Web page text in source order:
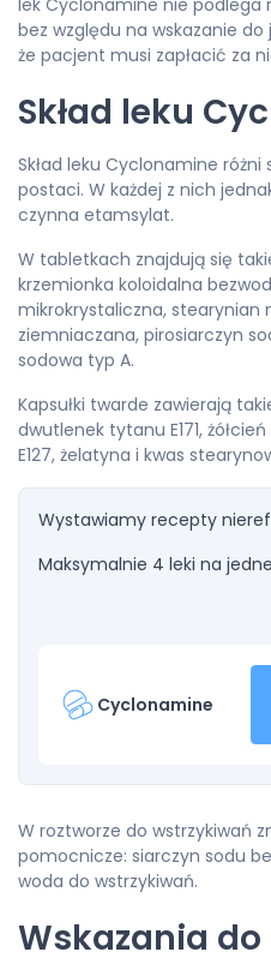
lek Cyclonamine nie podlega
bez względu na wskazanie
że pacjent musi zapłacić za
Skład leku
Skład leku Cyclonamine
postaci. W każdej z nich
czynna etamsylat.
W tabletkach znajdują się
krzemionka koloidalna
mikrokrystaliczna, stearynian
ziemniaczana, pirosiarczyn
sodowa typ A.
Kapsułki twarde zawierają
dwutlenek tytanu E171,
E127, żelatyna i kwas
Wystawiamy recepty
Maksymalnie 4 leki na
Cyclonamine
W roztworze do wstrzykiwań
pomocnicze: siarczyn sodu
woda do wstrzykiwań.
Wskazania